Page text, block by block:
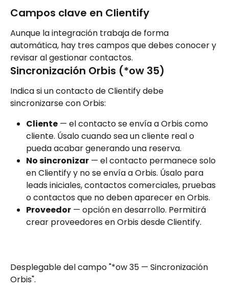
Campos clave en Clientify
Aunque la integración trabaja de forma
automática, hay tres campos que debes conocer y
revisar al gestionar contactos.
Sincronización Orbis (*ow 35)
Indica si un contacto de Clientify debe
sincronizarse con Orbis:
Cliente — el contacto se envía a Orbis como
cliente. Úsalo cuando sea un cliente real o
pueda acabar generando una reserva.
No sincronizar — el contacto permanece solo
en Clientify y no se envía a Orbis. Úsalo para
leads iniciales, contactos comerciales, pruebas
o contactos que no deben aparecer en Orbis.
Proveedor — opción en desarrollo. Permitirá
crear proveedores en Orbis desde Clientify.
Desplegable del campo "*ow 35 — Sincronización
Orbis".